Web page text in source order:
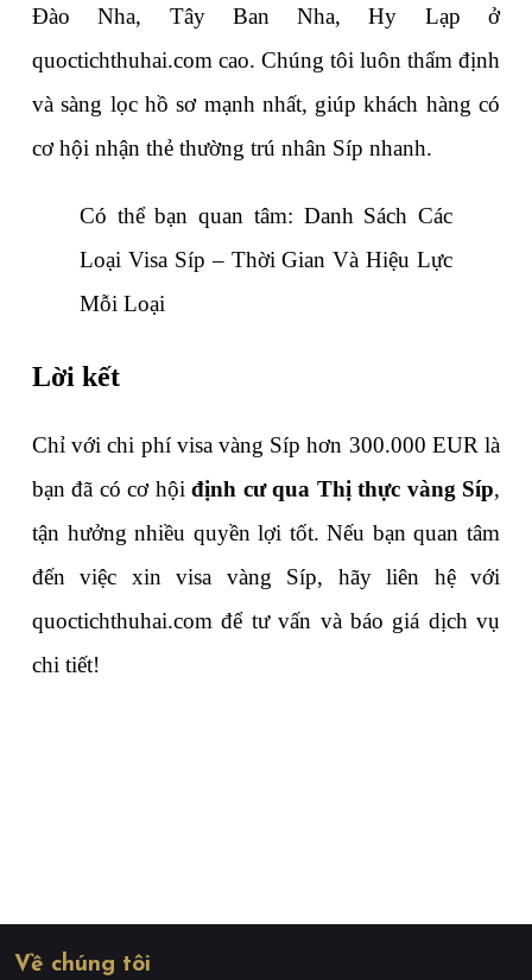
Đào Nha, Tây Ban Nha, Hy Lạp ở
quoctichthuhai.com cao. Chúng tôi luôn thẩm định
và sàng lọc hồ sơ mạnh nhất, giúp khách hàng có
cơ hội nhận thẻ thường trú nhân Síp nhanh.
Có thể bạn quan tâm: Danh Sách Các
Loại Visa Síp – Thời Gian Và Hiệu Lực
Mỗi Loại
Lời kết
Chỉ với chi phí visa vàng Síp hơn 300.000 EUR là
bạn đã có cơ hội định cư qua Thị thực vàng Síp,
tận hưởng nhiều quyền lợi tốt. Nếu bạn quan tâm
đến việc xin visa vàng Síp, hãy liên hệ với
quoctichthuhai.com để tư vấn và báo giá dịch vụ
chi tiết!
Về chúng tôi